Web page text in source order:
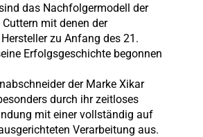
das Nachfolgermodell der
mit denen der
zu Anfang des 21.
Erfolgsgeschichte begonnen
der Marke Xikar
durch ihr zeitloses
mit einer vollständig auf
Verarbeitung aus.